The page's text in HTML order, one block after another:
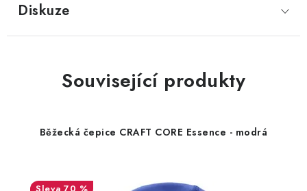
Diskuze
Související produkty
Běžecká čepice CRAFT CORE Essence - modrá